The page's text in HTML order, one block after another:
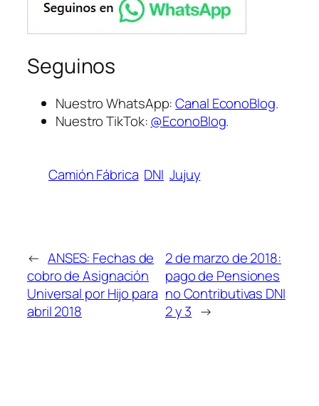
Seguinos
Nuestro WhatsApp:Canal EconoBlog.
Nuestro TikTok:@EconoBlog.
Camión Fábrica DNI Jujuy
← ANSES: Fechas de
cobro de Asignación
Universal por Hijo para
abril 2018
2 de marzo de 2018:
pago de Pensiones
no Contributivas DNI
2 y 3 →